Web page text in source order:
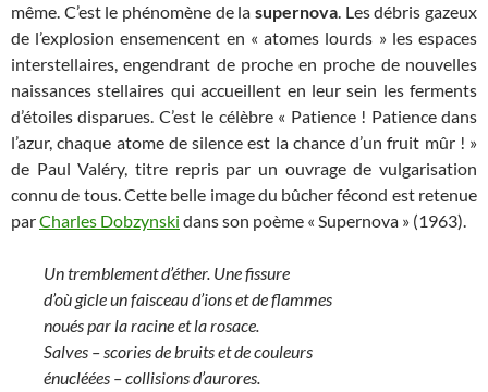
même. C’est le phénomène de la supernova. Les débris gazeux
de l’explosion ensemencent en « atomes lourds » les espaces
interstellaires, engendrant de proche en proche de nouvelles
naissances stellaires qui accueillent en leur sein les ferments
d’étoiles disparues. C’est le célèbre « Patience ! Patience dans
l’azur, chaque atome de silence est la chance d’un fruit mûr ! »
de Paul Valéry, titre repris par un ouvrage de vulgarisation
connu de tous. Cette belle image du bûcher fécond est retenue
parCharles Dobzynski dans son poème « Supernova » (1963).
Un tremblement d’éther. Une fissure
d’où gicle un faisceau d’ions et de flammes
noués par la racine et la rosace.
Salves – scories de bruits et de couleurs
énucléées – collisions d’aurores.